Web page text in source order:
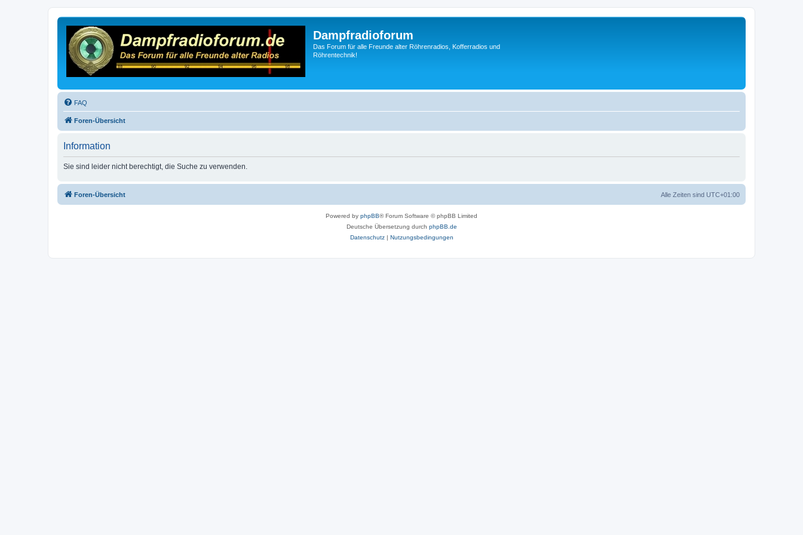
Dampfradioforum
Das Forum für alle Freunde alter Röhrenradios, Kofferradios und
Röhrentechnik!
FAQ
Foren-Übersicht
Information
Sie sind leider nicht berechtigt, die Suche zu verwenden.
Foren-Übersicht Alle Zeiten sind UTC+01:00
Powered by phpBB® Forum Software © phpBB Limited
Deutsche Übersetzung durch phpBB.de
Datenschutz| Nutzungsbedingungen